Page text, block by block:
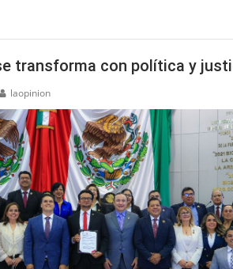
transforma con política y
laopinion